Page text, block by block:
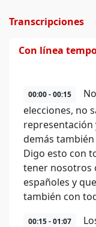
Transcripciones
Con línea
00:00 - 00:15
elecciones, no
representación
demás también
Digo esto con
tener nosotros
españoles y
también con
00:15 - 01:07